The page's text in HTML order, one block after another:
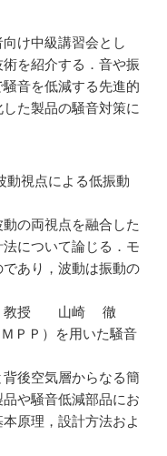
け中級講習会とし
を紹介する．音や振
音を低減する先進的
た製品の騒音対策に
動視点による低振動
の両視点を融合した
について論じる．モ
あり，波動は振動の
教授 山崎 徹
ＰＰ）を用いた騒音
後空気層からなる簡
や騒音低減部品にお
原理，設計方法およ